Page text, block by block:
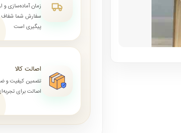
زمان آماده‌سازی و
سفارش شما شفاف
پیگیری است
اصالت کالا
تضمین کیفیت و
اصالت برای